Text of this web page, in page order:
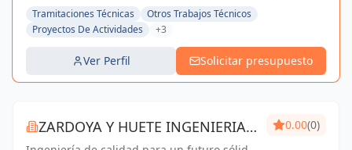
Tramitaciones Técnicas
Otros Trabajos Técnicos
Proyectos De Actividades
+3
Ver Perfil Solicitar presupuesto
ZARDOYA Y HUETE INGENIERIA
0.00(0)